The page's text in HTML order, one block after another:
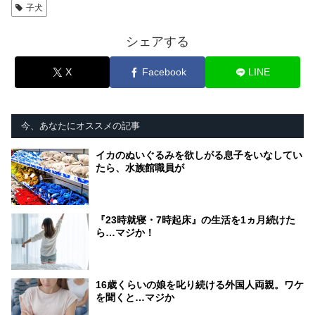
子犬
シェアする
X Facebook LINE
今、あなたにオススメの記事
イカのぬいぐるみを欲しがる息子をいなしてい
たら、水族館職員が
『23時就寝・7時起床』の生活を1ヵ月続けた
ら…マジか！
16歳くらいの娘を叱り続ける外国人両親。ワケ
を聞くと…マジか